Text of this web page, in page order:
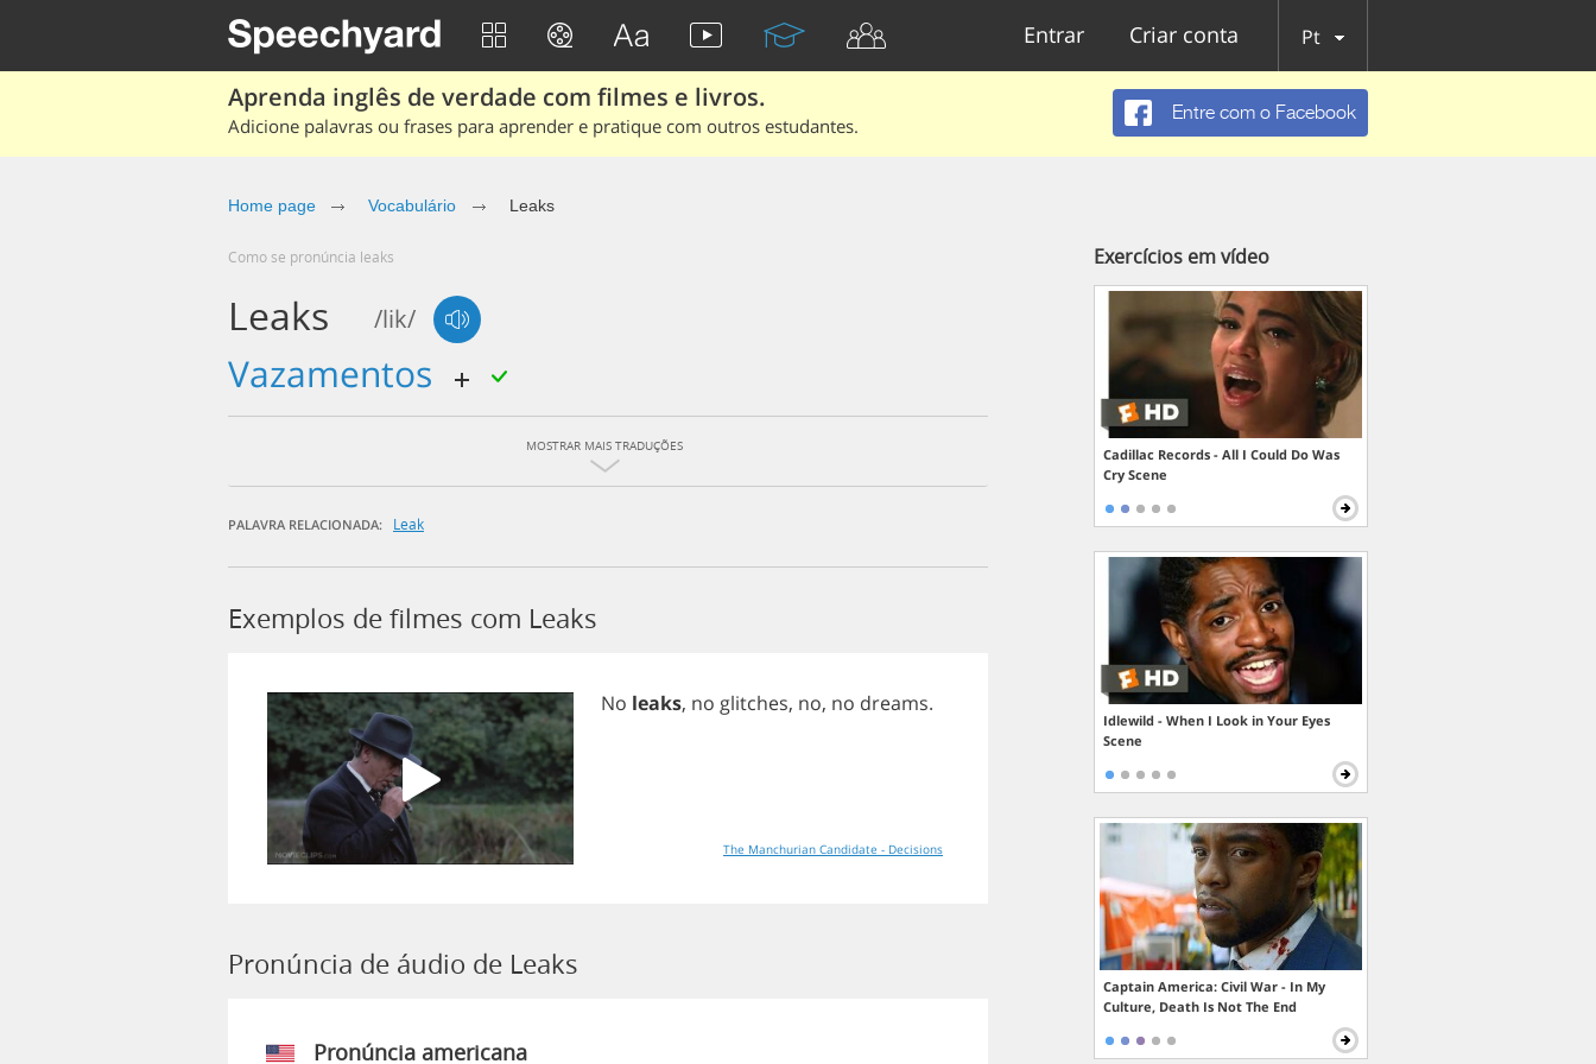
Entrar Criar conta Pt
Aprenda inglês de verdade com filmes e livros.
Adicione palavras ou frases para aprender e pratique com outros estudantes.
Entre com o Facebook
Home page Vocabulário Leaks
Como se pronúncia leaks
Leaks /lik/
vazamentos
MOSTRAR MAIS TRADUÇÕES
PALAVRA RELACIONADA: Leak
Exemplos de filmes com Leaks
No leaks, no glitches, no, no dreams.
The Manchurian Candidate - Decisions
Pronúncia de áudio de Leaks
Pronúncia americana
Exercícios em vídeo
Cadillac Records - All I Could Do Was
Cry Scene
Idlewild - When I Look in Your Eyes
Scene
Captain America: Civil War - In My
Culture, Death Is Not The End